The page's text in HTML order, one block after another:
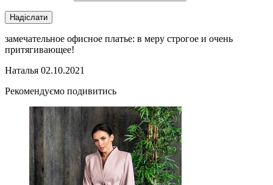
замечательное офисное платье: в меру строгое и очень
притягивающее!
Наталья 02.10.2021
Рекомендуємо подивитись